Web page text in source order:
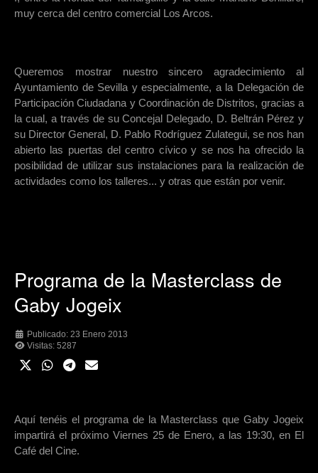
muy cerca del centro comercial Los Arcos.
Queremos mostrar nuestro sincero agradecimiento al
Ayuntamiento de Sevilla y especialmente, a la Delegación de
Participación Ciudadana y Coordinación de Distritos, gracias a
la cual, a través de su Concejal Delegado, D. Beltrán Pérez y
su Director General, D. Pablo Rodríguez Zulategui, se nos han
abierto las puertas del centro cívico y se nos ha ofrecido la
posibilidad de utilizar sus instalaciones para la realización de
actividades como los talleres... y otras que están por venir.
Programa de la Masterclass de
Gaby Jogeix
Publicado: 23 Enero 2013
Visitas: 5287
Aquí tenéis el programa de la Masterclass que Gaby Jogeix
impartirá el próximo Viernes 25 de Enero, a las 19:30, en El
Café del Cine.